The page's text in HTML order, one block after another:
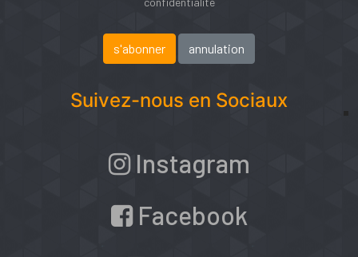
Suivez-nous en Sociaux
Instagram
Facebook